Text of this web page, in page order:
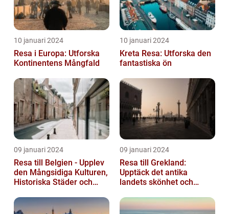
10 januari 2024
Resa i Europa: Utforska
Kontinentens Mångfald
10 januari 2024
Kreta Resa: Utforska den
fantastiska ön
09 januari 2024
Resa till Belgien - Upplev
den Mångsidiga Kulturen,
Historiska Städer och
09 januari 2024
Resa till Grekland:
Upptäck det antika
landets skönhet och